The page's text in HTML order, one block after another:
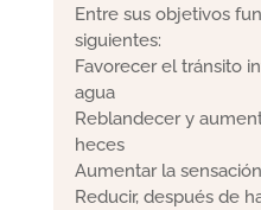
Entre sus objetivos
siguientes:
Favorecer el tránsito
agua
Reblandecer y
heces
Aumentar la
Reducir, después de